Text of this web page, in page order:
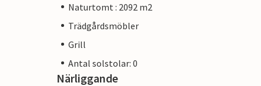
Naturtomt : 2092 m2
Trädgårdsmöbler
Grill
Antal solstolar: 0
Närliggande